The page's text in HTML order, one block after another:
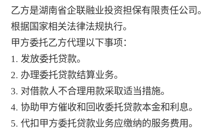
乙方是湖南省企联融业投资担保有限责任公司。
根据国家相关法律法规执行。
甲方委托乙方代理以下事项：
1. 发放委托贷款。
2. 办理委托贷款结算业务。
3. 对借款人不合理用款采取适当措施。
4. 协助甲方催收和回收委托贷款本金和利息。
5. 代扣甲方委托贷款业务应缴纳的服务费用。